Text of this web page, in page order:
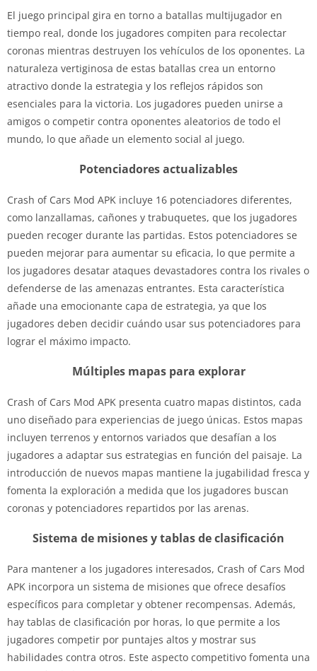
El juego principal gira en torno a batallas multijugador en
tiempo real, donde los jugadores compiten para recolectar
coronas mientras destruyen los vehículos de los oponentes. La
naturaleza vertiginosa de estas batallas crea un entorno
atractivo donde la estrategia y los reflejos rápidos son
esenciales para la victoria. Los jugadores pueden unirse a
amigos o competir contra oponentes aleatorios de todo el
mundo, lo que añade un elemento social al juego.
Potenciadores actualizables
Crash of Cars Mod APK incluye 16 potenciadores diferentes,
como lanzallamas, cañones y trabuquetes, que los jugadores
pueden recoger durante las partidas. Estos potenciadores se
pueden mejorar para aumentar su eficacia, lo que permite a
los jugadores desatar ataques devastadores contra los rivales o
defenderse de las amenazas entrantes. Esta característica
añade una emocionante capa de estrategia, ya que los
jugadores deben decidir cuándo usar sus potenciadores para
lograr el máximo impacto.
Múltiples mapas para explorar
Crash of Cars Mod APK presenta cuatro mapas distintos, cada
uno diseñado para experiencias de juego únicas. Estos mapas
incluyen terrenos y entornos variados que desafían a los
jugadores a adaptar sus estrategias en función del paisaje. La
introducción de nuevos mapas mantiene la jugabilidad fresca y
fomenta la exploración a medida que los jugadores buscan
coronas y potenciadores repartidos por las arenas.
Sistema de misiones y tablas de clasificación
Para mantener a los jugadores interesados, Crash of Cars Mod
APK incorpora un sistema de misiones que ofrece desafíos
específicos para completar y obtener recompensas. Además,
hay tablas de clasificación por horas, lo que permite a los
jugadores competir por puntajes altos y mostrar sus
habilidades contra otros. Este aspecto competitivo fomenta una